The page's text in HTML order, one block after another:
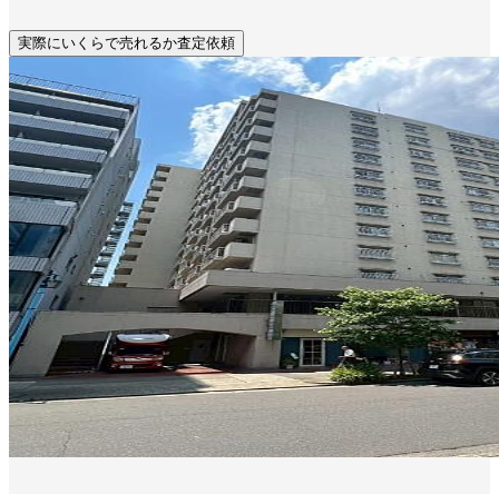
実際にいくらで売れるか査定依頼